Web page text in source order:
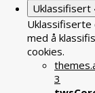
Uklassifisert
Uklassifiserte
med å
cookies.
3